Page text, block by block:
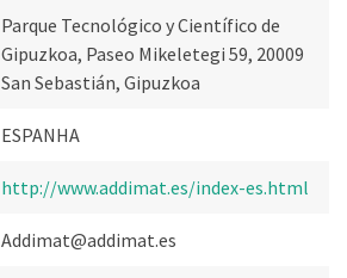
Parque Tecnológico y Científico de
Gipuzkoa, Paseo Mikeletegi 59, 20009
San Sebastián, Gipuzkoa
ESPANHA
http://www.addimat.es/index-es.html
Addimat@addimat.es